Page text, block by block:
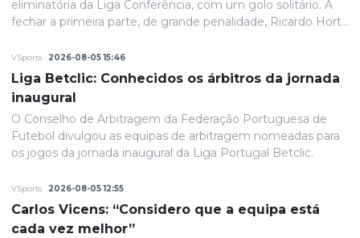
eliminatória da Liga Conferência, com um golo solitário. A
fechar a primeira parte, de grande penalidade, Ricardo Horta
e até final o resultado permaneceria inalterado.
VSports 2026-08-05 15:46
Liga Betclic: Conhecidos os árbitros da jornada
inaugural
O Conselho de Arbitragem da Federação Portuguesa de
Futebol divulgou as equipas de arbitragem nomeadas para
os jogos da jornada inaugural da Liga Portugal Betclic.
VSports 2026-08-05 12:55
Carlos Vicens: “Considero que a equipa está
cada vez melhor”